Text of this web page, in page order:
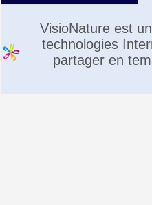
VisioNature est
technologies
partager en